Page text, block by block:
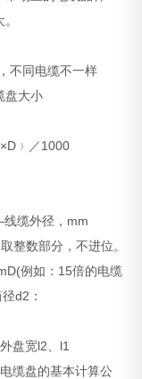
不同电缆不一样
盘大小
／1000
缆外径，mm
整数部分，不进位。
例如：15倍的电缆
d2：
盘宽l2、l1
缆盘的基本计算公